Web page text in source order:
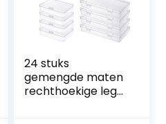
24 stuks
gemengde maten
rechthoekige lege